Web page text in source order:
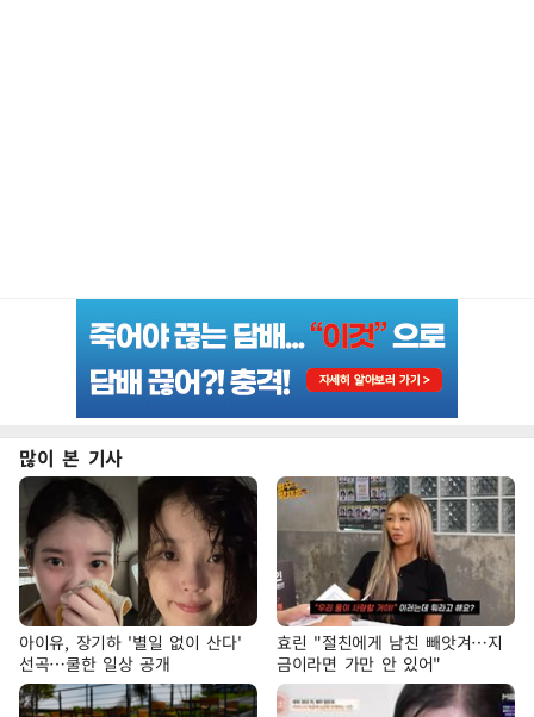
많이 본 기사
아이유, 장기하 '별일 없이 산다'
선곡…쿨한 일상 공개
효린 "절친에게 남친 빼앗겨…지
금이라면 가만 안 있어"